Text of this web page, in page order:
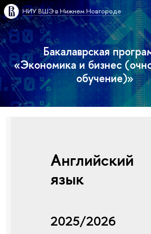
НИУ ВШЭ в Нижнем Новгороде
Бакалаврская
«Экономика и бизнес
обучение)»
Английский
язык
2025/2026